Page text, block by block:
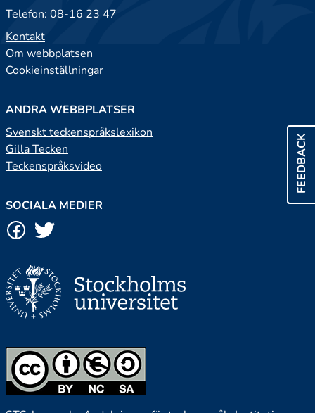
FEEDBACK
Telefon: 08-16 23 47
Kontakt
Om webbplatsen
Cookieinställningar
ANDRA WEBBPLATSER
Svenskt teckenspråkslexikon
Gilla Tecken
Teckenspråksvideo
SOCIALA MEDIER